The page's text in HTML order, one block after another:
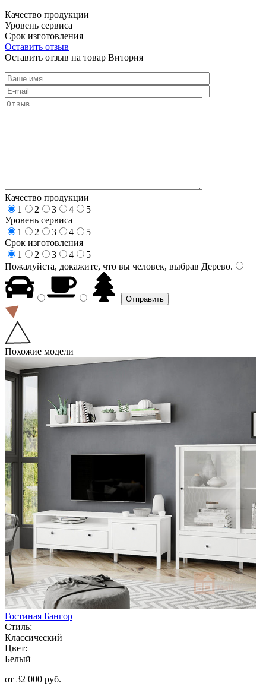
Качество продукции
Уровень сервиса
Срок изготовления
Оставить отзыв
Оставить отзыв на товар Витория
Качество продукции
1
2 3 4
5
Уровень сервиса
1
2 3 4
5
Срок изготовления
1
2 3 4
5
Пожалуйста, докажите, что вы человек, выбрав Дерево.
Похожие модели
Гостиная Бангор
Стиль:
Классический
Цвет:
Белый
от 32 000 руб.